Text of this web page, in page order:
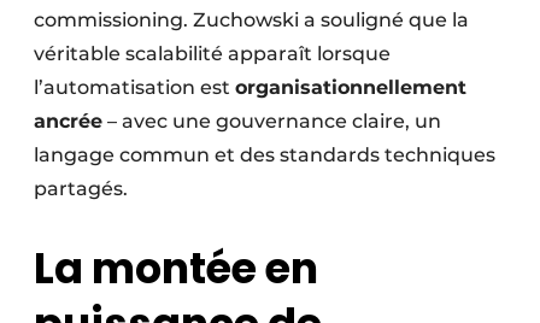
commissioning. Zuchowski a souligné que la
véritable scalabilité apparaît lorsque
l’automatisation est organisationnellement
ancrée – avec une gouvernance claire, un
langage commun et des standards techniques
partagés.
La montée en